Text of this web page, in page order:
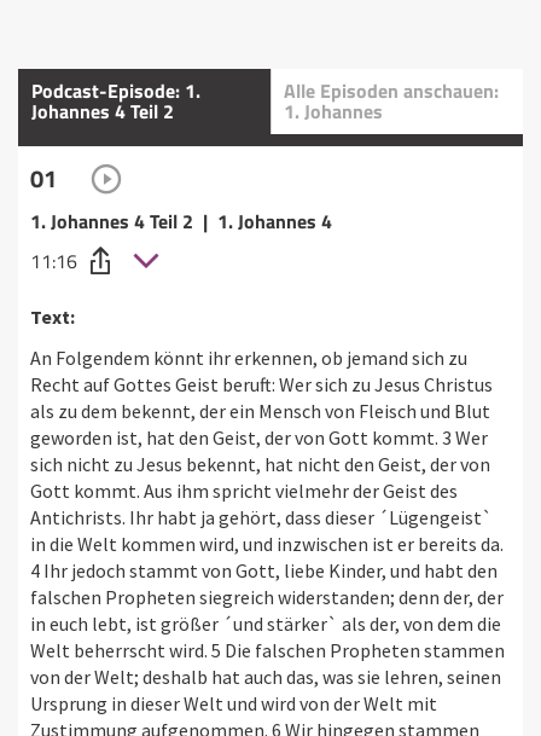
Podcast-Episode: 1.
Johannes 4 Teil 2
Alle Episoden anschauen:
1. Johannes
01
1. Johannes 4 Teil 2 | 1. Johannes 4
11:16
Text:
An Folgendem könnt ihr erkennen, ob jemand sich zu
Recht auf Gottes Geist beruft: Wer sich zu Jesus Christus
als zu dem bekennt, der ein Mensch von Fleisch und Blut
geworden ist, hat den Geist, der von Gott kommt. 3 Wer
sich nicht zu Jesus bekennt, hat nicht den Geist, der von
Gott kommt. Aus ihm spricht vielmehr der Geist des
Antichrists. Ihr habt ja gehört, dass dieser ´Lügengeist`
in die Welt kommen wird, und inzwischen ist er bereits da.
4 Ihr jedoch stammt von Gott, liebe Kinder, und habt den
falschen Propheten siegreich widerstanden; denn der, der
in euch lebt, ist größer ´und stärker` als der, von dem die
Welt beherrscht wird. 5 Die falschen Propheten stammen
von der Welt; deshalb hat auch das, was sie lehren, seinen
Ursprung in dieser Welt und wird von der Welt mit
Zustimmung aufgenommen. 6 Wir hingegen stammen